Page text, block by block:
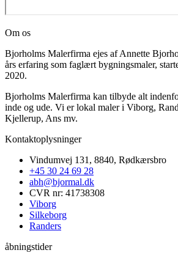
Om os
Bjorholms Malerfirma ejes af Annette
års erfaring som faglært bygningsmaler,
2020.
Bjorholms Malerfirma kan tilbyde alt
inde og ude. Vi er lokal maler i Viborg,
Kjellerup, Ans mv.
Kontaktoplysninger​
Vindumvej 131, 8840, Rødkærsbro
+45 30 24 69 28
abh@bjormal.dk
CVR nr: 41738308
Viborg
Silkeborg
Randers
åbningstider